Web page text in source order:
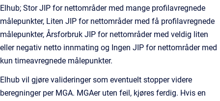
Elhub; Stor JIP for nettområder med mange profilavregnede
målepunkter, Liten JIP for nettområder med få profilavregnede
målepunkter, Årsforbruk JIP for nettområder med veldig liten
eller negativ netto innmating og Ingen JIP for nettområder med
kun timeavregnede målepunkter.
Elhub vil gjøre valideringer som eventuelt stopper videre
beregninger per MGA. MGAer uten feil, kjøres ferdig. Hvis en